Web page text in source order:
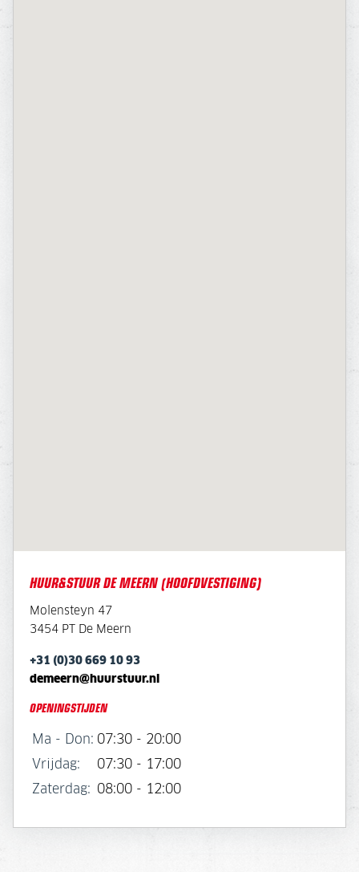
HUUR&STUUR DE MEERN (HOOFDVESTIGING)
Molensteyn 47
3454 PT De Meern
+31 (0)30 669 10 93
demeern@huurstuur.nl
OPENINGSTIJDEN
Ma - Don: 07:30 - 20:00
Vrijdag:
07:30 - 17:00
Zaterdag:
08:00 - 12:00